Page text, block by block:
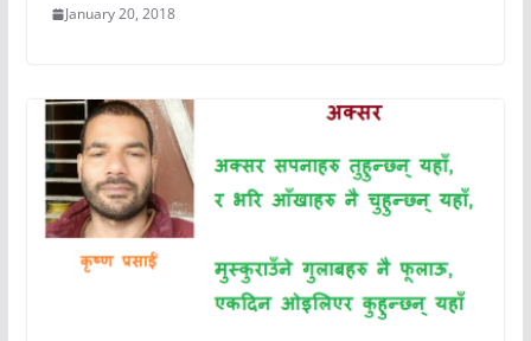
January 20, 2018